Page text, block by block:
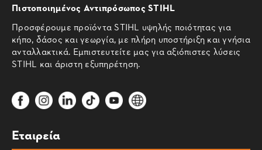
Πιστοποιημένος Αντιπρόσωπος STIHL
Προσφέρουμε προϊόντα STIHL υψηλής ποιότητας για
κήπο, δάσος και γεωργία, με πλήρη υποστήριξη και γνήσια
ανταλλακτικά. Εμπιστευτείτε μας για αξιόπιστες λύσεις
STIHL και άριστη εξυπηρέτηση.
Εταιρεία